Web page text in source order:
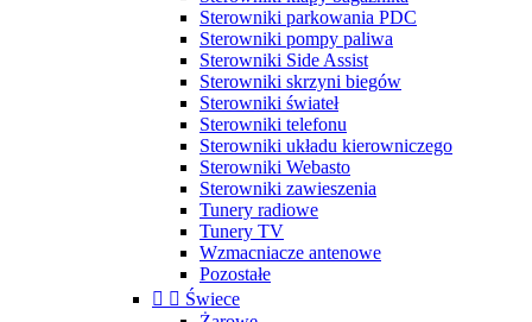
Sterowniki parkowania PDC
Sterowniki pompy paliwa
Sterowniki Side Assist
Sterowniki skrzyni biegów
Sterowniki świateł
Sterowniki telefonu
Sterowniki układu kierowniczego
Sterowniki Webasto
Sterowniki zawieszenia
Tunery radiowe
Tunery TV
Wzmacniacze antenowe
Pozostałe
  Świece